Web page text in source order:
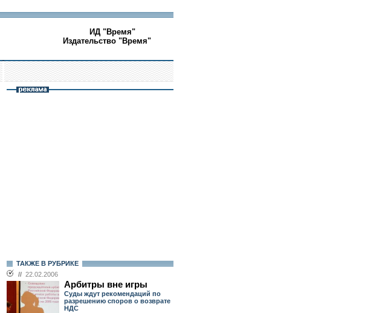
ИД "Время"
Издательство "Время"
ТАКЖЕ В РУБРИКЕ
// 22.02.2006
Арбитры вне игры
Суды ждут рекомендаций по
разрешению споров о возврате
НДС